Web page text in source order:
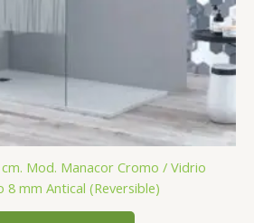
Mod. Manacor Cromo / Vidrio
8 mm Antical (Reversible)